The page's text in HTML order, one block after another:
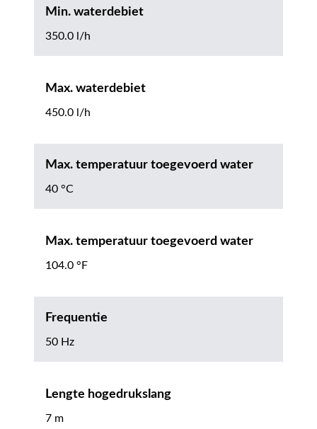
Min. waterdebiet
350.0 l/h
Max. waterdebiet
450.0 l/h
Max. temperatuur toegevoerd water
40 °C
Max. temperatuur toegevoerd water
104.0 °F
Frequentie
50 Hz
Lengte hogedrukslang
7 m